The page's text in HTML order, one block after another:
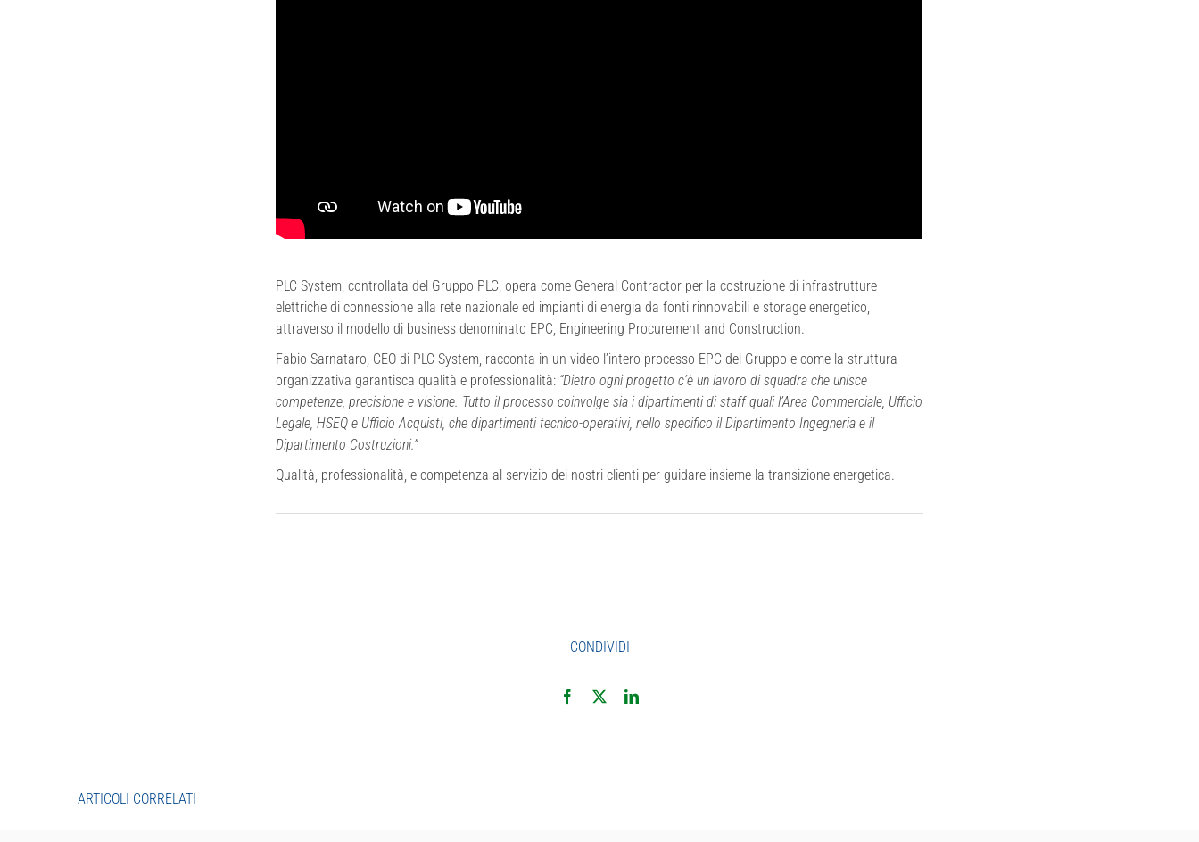
PLC System, controllata del Gruppo PLC, opera come General Contractor per la costruzione di infrastrutture
elettriche di connessione alla rete nazionale ed impianti di energia da fonti rinnovabili e storage energetico,
attraverso il modello di business denominato EPC, Engineering Procurement and Construction.
Fabio Sarnataro, CEO di PLC System, racconta in un video l’intero processo EPC del Gruppo e come la struttura
organizzativa garantisca qualità e professionalità: “Dietro ogni progetto c’è un lavoro di squadra che unisce
competenze, precisione e visione. Tutto il processo coinvolge sia i dipartimenti di staff quali l’Area Commerciale, Ufficio
Legale, HSEQ e Ufficio Acquisti, che dipartimenti tecnico-operativi, nello specifico il Dipartimento Ingegneria e il
Dipartimento Costruzioni.”
Qualità, professionalità, e competenza al servizio dei nostri clienti per guidare insieme la transizione energetica.
CONDIVIDI
ARTICOLI CORRELATI